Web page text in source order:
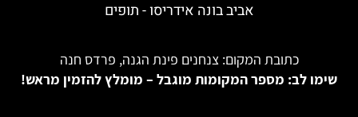
אביב בונה אידריסו - תופים
כתובת המקום: צנחנים פינת הגנה, פרדס חנה
שימו לב: מספר המקומות מוגבל – מומלץ להזמין מראש!